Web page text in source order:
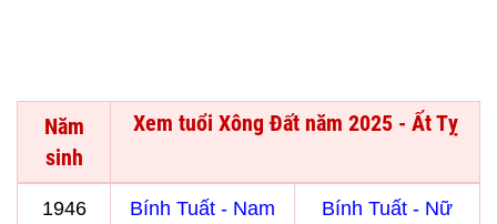
Năm
sinh
Xem tuổi Xông Đất năm 2025 - Ất Tỵ
1946
Bính Tuất - Nam
Bính Tuất - Nữ